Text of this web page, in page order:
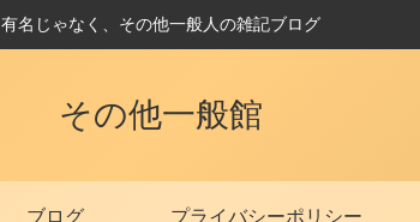
有名じゃなく、その他一般人の雑記ブログ
その他一般館
ブログ プライバシーポリシー